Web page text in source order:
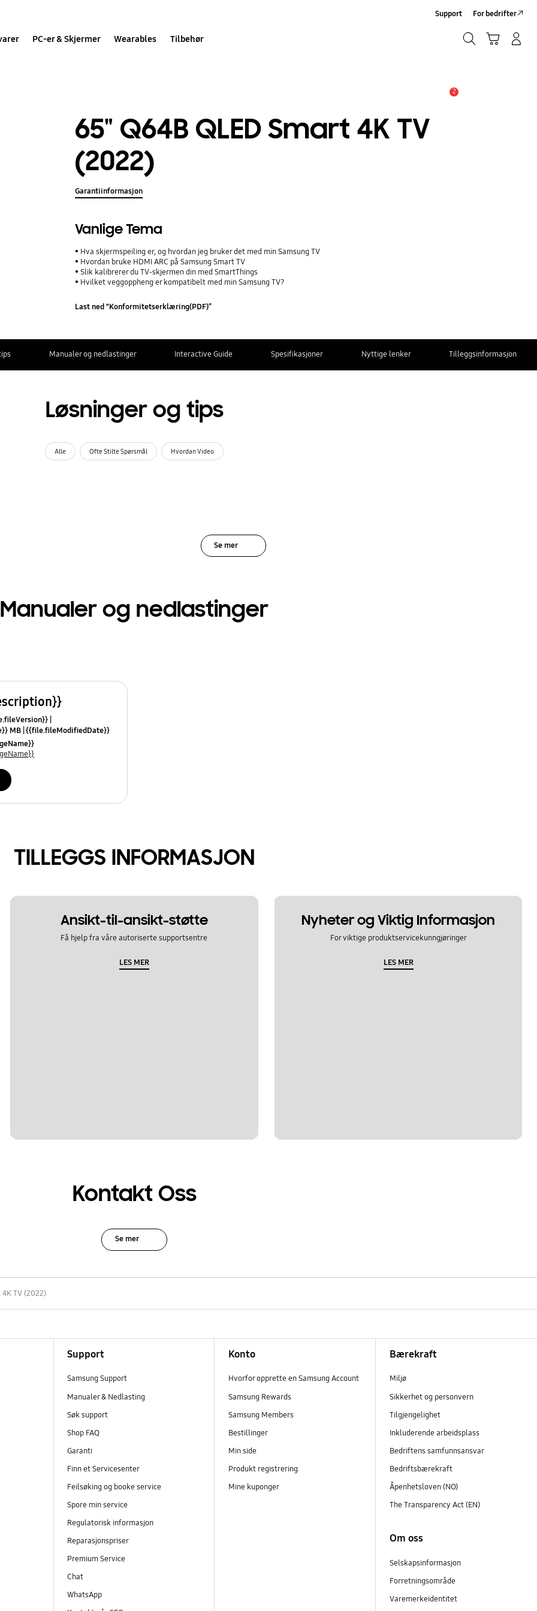
PC-er & Skjermer Wearables Tilbehør
Support For bedrifter
2
65" Q64B QLED Smart 4K TV
(2022)
Garantiinformasjon
Vanlige Tema
Hva skjermspeiling er, og hvordan jeg bruker det med min Samsung TV
Hvordan bruke HDMI ARC på Samsung Smart TV
Slik kalibrerer du TV-skjermen din med SmartThings
Hvilket veggoppheng er kompatibelt med min Samsung TV?
Last ned “Konformitetserklæring(PDF)”
Manualer og nedlastinger Interactive Guide Spesifikasjoner Nyttige lenker Tilleggsinformasjon
Løsninger og tips
Alle Ofte Stilte Spørsmål Hvordan Video
Se mer
Manualer og nedlastinger
MB {{file.fileModifiedDate}}
TILLEGGS INFORMASJON
Ansikt-til-ansikt-støtte
Få hjelp fra våre autoriserte supportsentre
LES MER
Nyheter og Viktig Informasjon
For viktige produktservicekunngjøringer
LES MER
Kontakt Oss
Se mer
TV (2022)
Support
Samsung Support
Manualer & Nedlasting
Søk support
Shop FAQ
Garanti
Finn et Servicesenter
Feilsøking og booke service
Spore min service
Regulatorisk informasjon
Reparasjonspriser
Premium Service
Chat
WhatsApp
Konto
Hvorfor opprette en Samsung Account
Samsung Rewards
Samsung Members
Bestillinger
Min side
Produkt registrering
Mine kuponger
Bærekraft
Miljø
Sikkerhet og personvern
Tilgjengelighet
Inkluderende arbeidsplass
Bedriftens samfunnsansvar
Bedriftsbærekraft
Åpenhetsloven (NO)
The Transparency Act (EN)
Om oss
Selskapsinformasjon
Forretningsområde
Varemerkeidentitet